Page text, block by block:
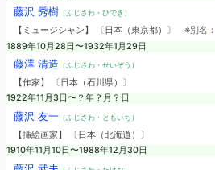
藤沢 秀樹（ふじさわ・ひでき）
【ミュージシャン】 〔日本（東京都）〕 ※別名：
1889年10月28日〜1932年1月29日
藤澤 清造 （ふじさわ・せいぞう）
【作家】 〔日本（石川県）〕
1922年11月3日〜？年？月？日
藤沢 友一（ふじさわ・ともいち）
【挿絵画家】 〔日本（北海道）〕
1910年11月10日〜1988年12月30日